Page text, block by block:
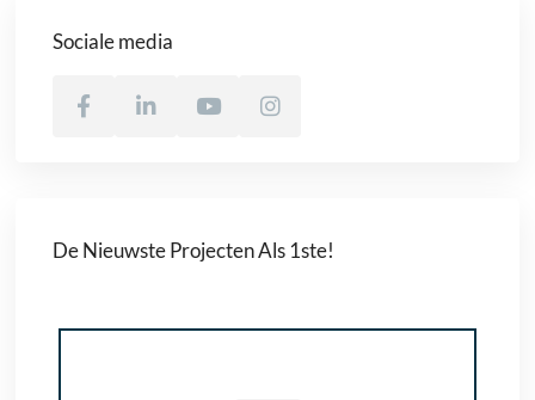
Sociale media
De Nieuwste Projecten Als 1ste!